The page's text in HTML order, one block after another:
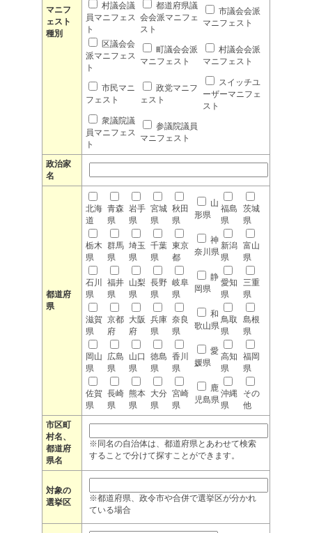
マニフ
ェスト
種別
村議会議
員マニフェス
ト
都道府県議
会会派マニフェ
スト
市議会会派
マニフェスト
区議会会
派マニフェス
ト
町議会会派
マニフェスト
村議会会派
マニフェスト
市民マニ
フェスト
政党マニフ
ェスト
スイッチユ
ーザーマニフェ
スト
衆議院議
員マニフェス
ト
参議院議員
マニフェスト
政治家
名
都道府
県
北海
道
青森
県
岩手
県
宮城
県
秋田
県
山
形県
福島
県
茨城
県
栃木
県
群馬
県
埼玉
県
千葉
県
東京
都
神
奈川県
新潟
県
富山
県
石川
県
福井
県
山梨
県
長野
県
岐阜
県
静
岡県
愛知
県
三重
県
滋賀
県
京都
府
大阪
府
兵庫
県
奈良
県
和
歌山県
鳥取
県
島根
県
岡山
県
広島
県
山口
県
徳島
県
香川
県
愛
媛県
高知
県
福岡
県
佐賀
県
長崎
県
熊本
県
大分
県
宮崎
県
鹿
児島県
沖縄
県
その
他
市区町
村名、
都道府
県名
※同名の自治体は、都道府県とあわせて検索
することで分けて探すことができます。
対象の
選挙区
※都道府県、政令市や合併で選挙区が分かれ
ている場合